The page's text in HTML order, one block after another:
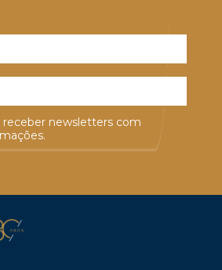
receber newsletters com